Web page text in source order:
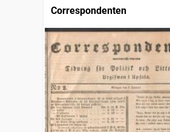
Correspondenten